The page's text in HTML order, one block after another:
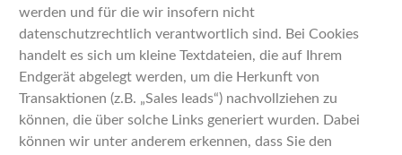
werden und für die wir insofern nicht
datenschutzrechtlich verantwortlich sind. Bei Cookies
handelt es sich um kleine Textdateien, die auf Ihrem
Endgerät abgelegt werden, um die Herkunft von
Transaktionen (z.B. „Sales leads“) nachvollziehen zu
können, die über solche Links generiert wurden. Dabei
können wir unter anderem erkennen, dass Sie den